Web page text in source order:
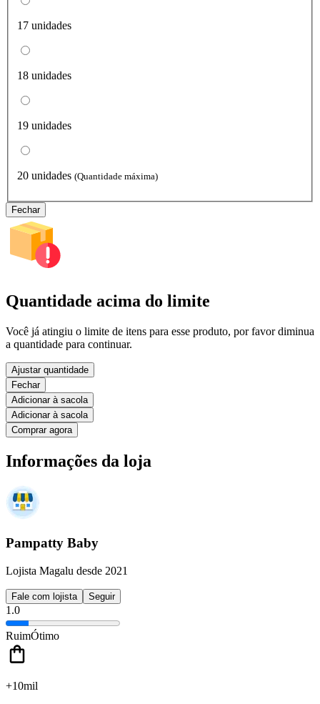
17 unidades
18 unidades
19 unidades
20 unidades (Quantidade máxima)
Fechar
Quantidade acima do limite
Você já atingiu o limite de itens para esse produto, por favor diminua
a quantidade para continuar.
Ajustar quantidade
Fechar
Adicionar à sacola
Adicionar à sacola
Comprar agora
Informações da loja
Pampatty Baby
Lojista Magalu desde 2021
Fale com lojista Seguir
1.0
RuimÓtimo
+10mil